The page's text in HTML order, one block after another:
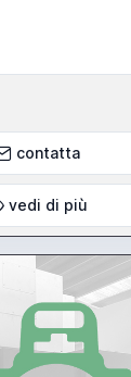
contatta
vedi di più